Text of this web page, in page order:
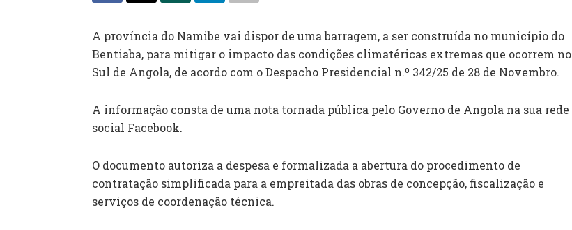
A província do Namibe vai dispor de uma barragem, a ser construída no município do
Bentiaba, para mitigar o impacto das condições climatéricas extremas que ocorrem no
Sul de Angola, de acordo com o Despacho Presidencial n.º 342/25 de 28 de Novembro.
A informação consta de uma nota tornada pública pelo Governo de Angola na sua rede
social Facebook.
O documento autoriza a despesa e formalizada a abertura do procedimento de
contratação simplificada para a empreitada das obras de concepção, fiscalização e
serviços de coordenação técnica.